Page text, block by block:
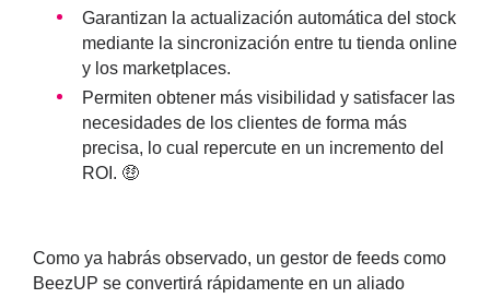
Garantizan la actualización automática del stock
mediante la sincronización entre tu tienda online
y los marketplaces.
Permiten obtener más visibilidad y satisfacer las
necesidades de los clientes de forma más
precisa, lo cual repercute en un incremento del
ROI . 🤑
Como ya habrás observado, un gestor de feeds como
BeezUP se convertirá rápidamente en un aliado